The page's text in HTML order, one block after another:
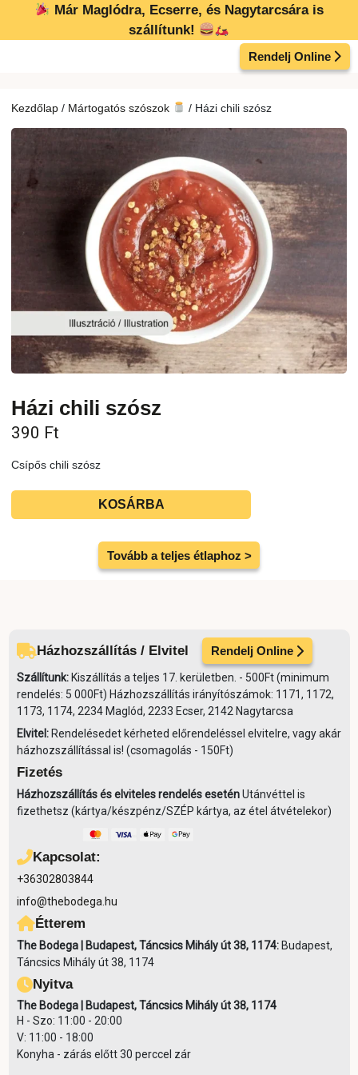
tartalomba
Már Maglódra, Ecserre, és Nagytarcsára is
szállítunk!
Rendelj Online
Kezdőlap / Mártogatós szószok / Házi chili szósz
Házi chili szósz
390 Ft
Csípős chili szósz
KOSÁRBA
Tovább a teljes étlaphoz >
Házhozszállítás / Elvitel Rendelj Online
Szállítunk: Kiszállítás a teljes 17. kerületben. - 500Ft (minimum
rendelés: 5 000Ft) Házhozszállítás irányítószámok: 1171, 1172,
1173, 1174, 2234 Maglód, 2233 Ecser, 2142 Nagytarcsa
Elvitel: Rendelésedet kérheted előrendeléssel elvitelre, vagy akár
házhozszállítással is! (csomagolás - 150Ft)
Fizetés
Házhozszállítás és elviteles rendelés eseténUtánvéttel is
fizethetsz (kártya/készpénz/SZÉP kártya, az étel átvételekor)
Kapcsolat:
+36302803844
info@thebodega.hu
Étterem
The Bodega | Budapest, Táncsics Mihály út 38, 1174: Budapest,
Táncsics Mihály út 38, 1174
Nyitva
The Bodega | Budapest, Táncsics Mihály út 38, 1174
H - Szo: 11:00 - 20:00
V: 11:00 - 18:00
Konyha - zárás előtt 30 perccel zár